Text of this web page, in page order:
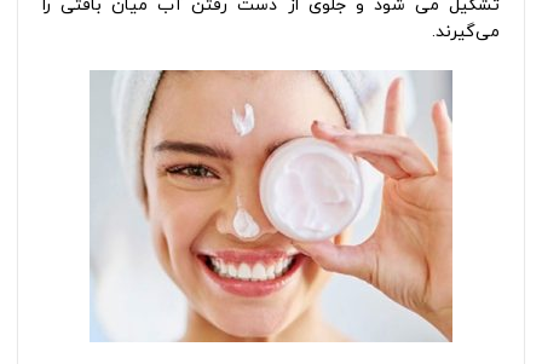
تشکیل می شود و جلوی از دست رفتن آب میان بافتی را
می‌گیرند.